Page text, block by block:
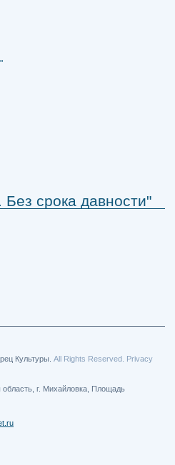
Без срока давности"
Культуры. All Rights Reserved. Privacy
г. Михайловка, Площадь